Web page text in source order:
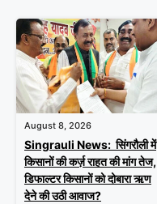
August 8, 2026
Singrauli News: सिंगरौली में
किसानों की कर्ज़ राहत की मांग तेज,
डिफाल्टर किसानों को दोबारा ऋण
देने की उठी आवाज?